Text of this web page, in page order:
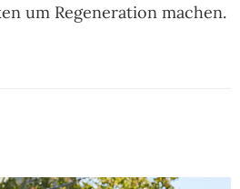
um Regeneration machen.